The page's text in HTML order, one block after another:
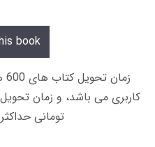
book
تومانی حداکثر 12 ساعت از طریق پیامک/ایمیل